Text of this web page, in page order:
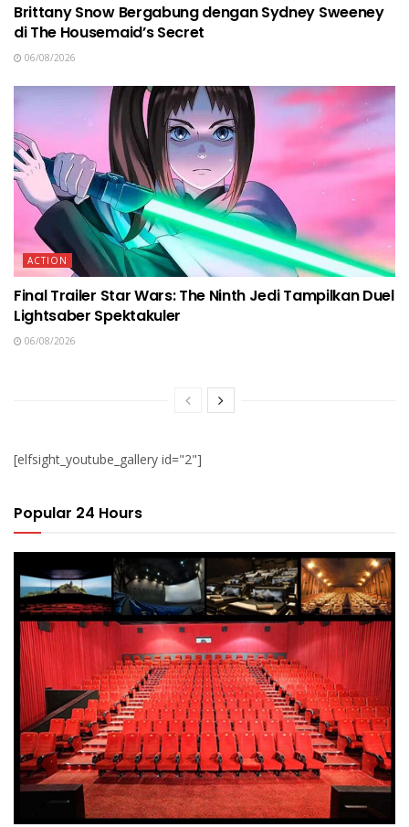
Brittany Snow Bergabung dengan Sydney Sweeney
di The Housemaid’s Secret
06/08/2026
ACTION
Final Trailer Star Wars: The Ninth Jedi Tampilkan Duel
Lightsaber Spektakuler
06/08/2026
[elfsight_youtube_gallery id="2"]
Popular 24 Hours